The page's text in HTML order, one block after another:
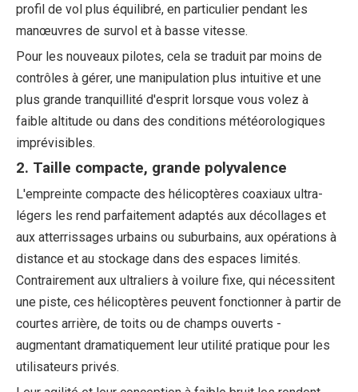
profil de vol plus équilibré, en particulier pendant les
manœuvres de survol et à basse vitesse.
Pour les nouveaux pilotes, cela se traduit par moins de
contrôles à gérer, une manipulation plus intuitive et une
plus grande tranquillité d'esprit lorsque vous volez à
faible altitude ou dans des conditions météorologiques
imprévisibles.
2. Taille compacte, grande polyvalence
L'empreinte compacte des hélicoptères coaxiaux ultra-
légers les rend parfaitement adaptés aux décollages et
aux atterrissages urbains ou suburbains, aux opérations à
distance et au stockage dans des espaces limités.
Contrairement aux ultraliers à voilure fixe, qui nécessitent
une piste, ces hélicoptères peuvent fonctionner à partir de
courtes arrière, de toits ou de champs ouverts -
augmentant dramatiquement leur utilité pratique pour les
utilisateurs privés.